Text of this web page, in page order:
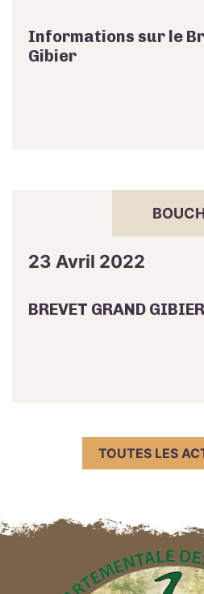
Informations sur le
Gibier
23 Avril 2022
BREVET GRAND
TOUTES LES